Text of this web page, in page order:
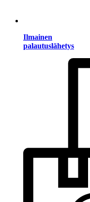
Ilmainen
palautuslähetys